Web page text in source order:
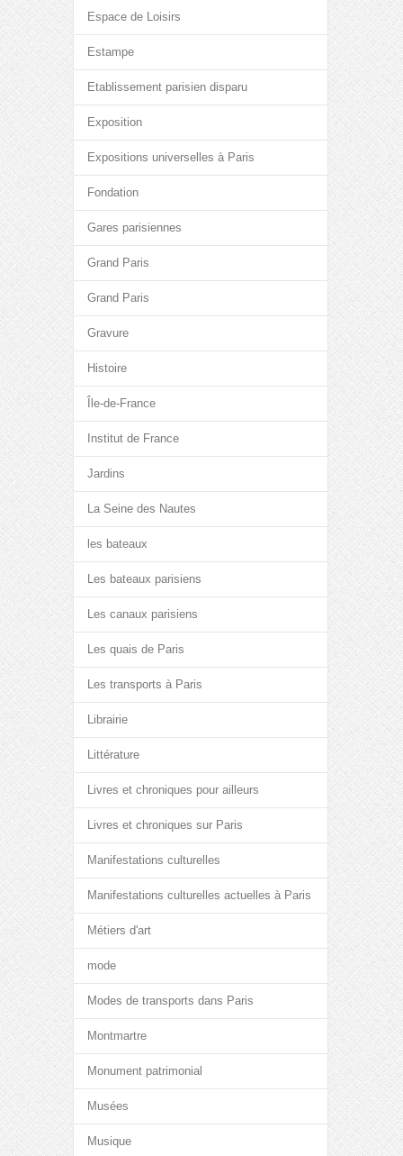
Espace de Loisirs
Estampe
Etablissement parisien disparu
Exposition
Expositions universelles à Paris
Fondation
Gares parisiennes
Grand Paris
Grand Paris
Gravure
Histoire
Île-de-France
Institut de France
Jardins
La Seine des Nautes
les bateaux
Les bateaux parisiens
Les canaux parisiens
Les quais de Paris
Les transports à Paris
Librairie
Littérature
Livres et chroniques pour ailleurs
Livres et chroniques sur Paris
Manifestations culturelles
Manifestations culturelles actuelles à Paris
Métiers d'art
mode
Modes de transports dans Paris
Montmartre
Monument patrimonial
Musées
Musique